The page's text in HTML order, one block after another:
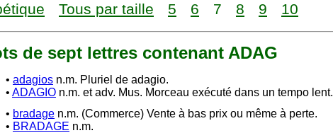
Tous par taille 5 6 7 8 9 10
de sept lettres contenant ADAG
• adagios n.m. Pluriel de adagio.
• ADAGIO n.m. et adv. Mus. Morceau exécuté dans un tempo lent.
• bradage n.m. (Commerce) Vente à bas prix ou même à perte.
• BRADAGE n.m.